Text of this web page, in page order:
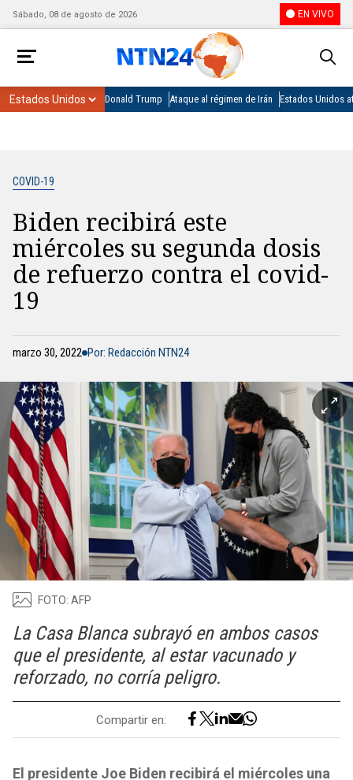
Sábado, 08 de agosto de 2026 EN VIVO
Donald Trump Ataque al régimen de Irán Estados Unidos
COVID-19
Biden recibirá este
miércoles su segunda dosis
de refuerzo contra el covid-
19
marzo 30, 2022 Por: Redacción NTN24
FOTO: AFP
La Casa Blanca subrayó en ambos casos
que el presidente, al estar vacunado y
reforzado, no corría peligro.
Compartir en:
El presidente Joe Biden recibirá el miércoles una